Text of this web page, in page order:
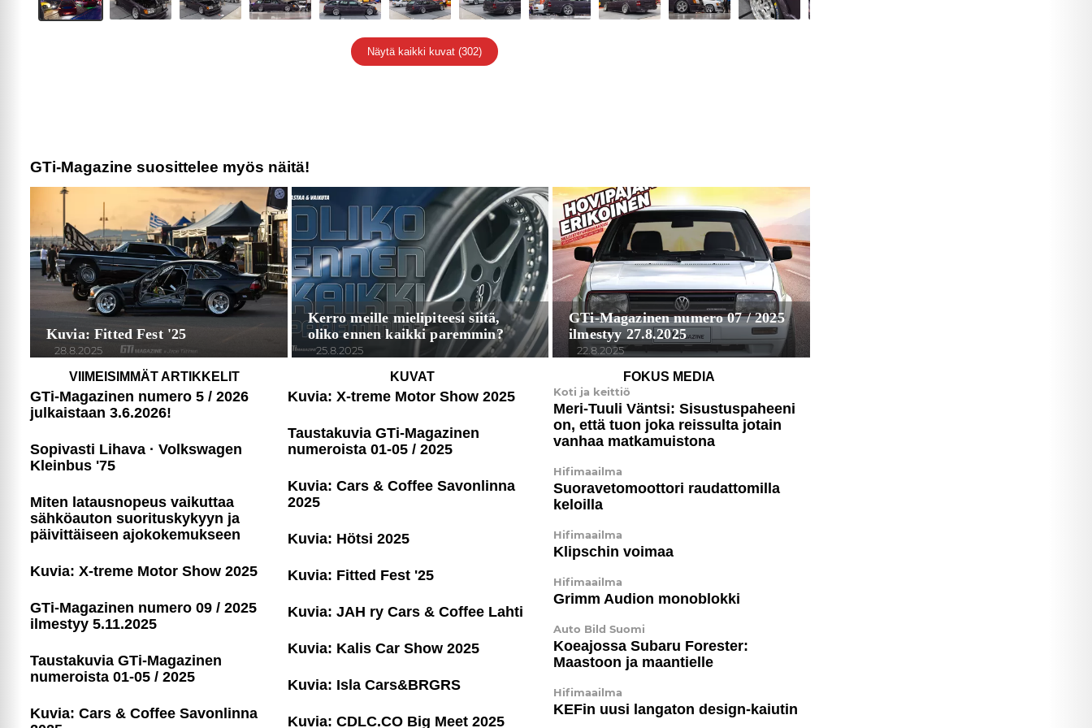
Näytä kaikki kuvat (302)
GTi-Magazine suosittelee myös näitä!
Kuvia: Fitted Fest '25
28.8.2025
Kerro meille mielipiteesi siitä,
oliko ennen kaikki paremmin?
25.8.2025
GTi-Magazinen numero 07 / 2025
ilmestyy 27.8.2025
22.8.2025
VIIMEISIMMÄT ARTIKKELIT
GTi-Magazinen numero 5 / 2026
julkaistaan 3.6.2026!
Sopivasti Lihava · Volkswagen
Kleinbus '75
Miten latausnopeus vaikuttaa
sähköauton suori­tus­ky­kyyn ja
päivittäiseen ajoko­ke­muk­seen
Kuvia: X-treme Motor Show 2025
GTi-Magazinen numero 09 / 2025
ilmestyy 5.11.2025
Taustakuvia GTi-Magazinen
numeroista 01-05 / 2025
Kuvia: Cars & Coffee Savonlinna
KUVAT
Kuvia: X-treme Motor Show 2025
Taustakuvia GTi-Magazinen
numeroista 01-05 / 2025
Kuvia: Cars & Coffee Savonlinna
2025
Kuvia: Hötsi 2025
Kuvia: Fitted Fest '25
Kuvia: JAH ry Cars & Coffee Lahti
Kuvia: Kalis Car Show 2025
Kuvia: Isla Cars&BRGRS
Kuvia: CDLC.CO Big Meet 2025
FOKUS MEDIA
Koti ja keittiö
Meri-Tuuli Väntsi: Sisus­tus­pa­heeni
on, että tuon joka reissulta jotain
vanhaa matkamuistona
Hifimaailma
Suora­ve­to­moot­tori raudattomilla
keloilla
Hifimaailma
Klipschin voimaa
Hifimaailma
Grimm Audion monoblokki
Auto Bild Suomi
Koeajossa Subaru Forester:
Maastoon ja maantielle
Hifimaailma
KEFin uusi langaton design-kaiutin